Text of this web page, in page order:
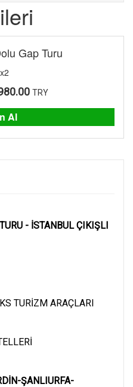
Gap Turu
TRY
Al
- İSTANBUL ÇIKIŞLI
TURİZM ARAÇLARI
ŞANLIURFA-